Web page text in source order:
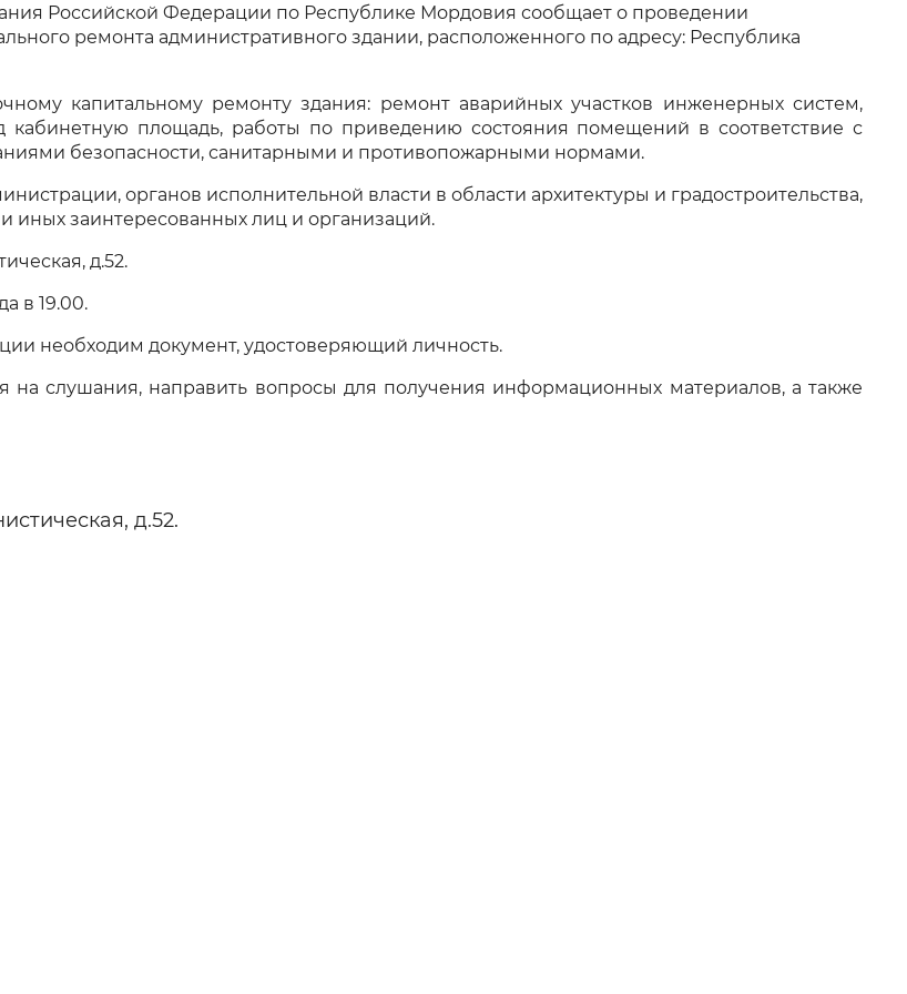
монохромный Синий фон
Остановить Повторить
Российской Федерации по Республике Мордовия сообщает о проведении
ремонта административного здании, расположенного по адресу: Республика
капитальному ремонту здания: ремонт аварийных участков инженерных систем,
площадь, работы по приведению состояния помещений в соответствие с
безопасности, санитарными и противопожарными нормами.
органов исполнительной власти в области архитектуры и градостроительства,
иных заинтересованных лиц и организаций.
д.52.
в 19.00.
необходим документ, удостоверяющий личность.
на слушания, направить вопросы для получения информационных материалов, а также
д.52.